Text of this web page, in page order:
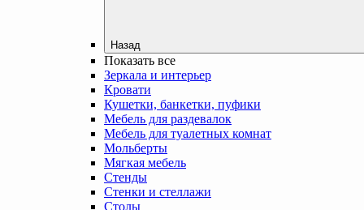
Назад
Показать все
Зеркала и интерьер
Кровати
Кушетки, банкетки, пуфики
Мебель для раздевалок
Мебель для туалетных комнат
Мольберты
Мягкая мебель
Стенды
Стенки и стеллажи
Столы